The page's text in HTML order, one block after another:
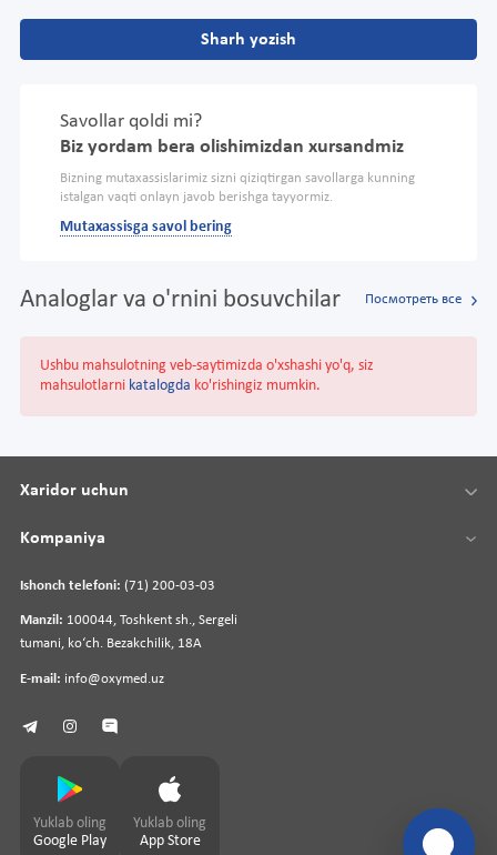
Sharh yozish
Savollar qoldi mi?
Biz yordam bera olishimizdan xursandmiz
Bizning mutaxassislarimiz sizni qiziqtirgan savollarga kunning
istalgan vaqti onlayn javob berishga tayyormiz.
Mutaxassisga savol bering
Analoglar va o'rnini bosuvchilar Посмотреть все
Ushbu mahsulotning veb-saytimizda o'xshashi yo'q, siz
mahsulotlarni katalogda ko'rishingiz mumkin.
Ishonch telefoni: (71) 200-03-03
Manzil: 100044, Toshkent sh., Sergeli
tumani, koʻch. Bezakchilik, 18A
E-mail: info@oxymed.uz
Xaridor uchun
Kompaniya
Yuklab oling
Google Play
Yuklab oling
App Store